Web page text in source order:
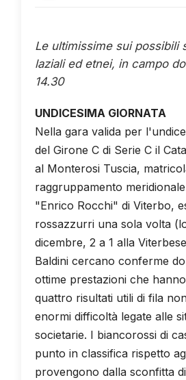
Le ultimissime sui possibili
laziali ed etnei, in campo
14.30
UNDICESIMA GIORNATA
Nella gara valida per
del Girone C di Serie C il
al Monterosi Tuscia,
raggruppamento
"Enrico Rocchi" di Viterbo,
rossazzurri una sola volta
dicembre, 2 a 1 alla
Baldini cercano conferme
ottime prestazioni che
quattro risultati utili di fila
enormi difficoltà legate alle
societarie. I biancorossi di
punto in classifica rispetto
provengono dalla sconfitta